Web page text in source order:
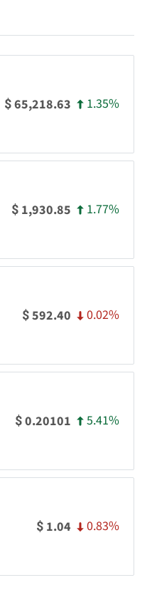
$65,218.63 1.35%
$ 1,930.85 1.77%
$592.40 0.02%
$0.20101 5.41%
$ 1.04 0.83%